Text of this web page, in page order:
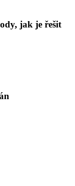
jak je řešit